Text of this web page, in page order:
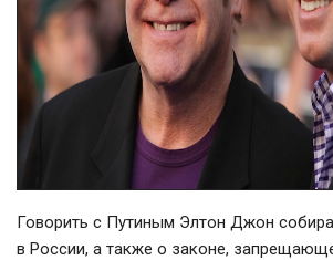
Говорить с Путиным Элтон Джон
в России, а также о законе,